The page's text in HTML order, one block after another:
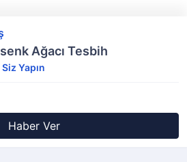
Ağacı Tesbih
Yapın
Haber Ver